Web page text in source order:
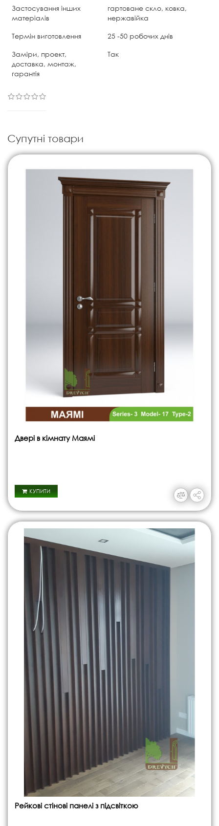
Застосування інших
матеріалів
гартоване скло, ковка,
нержавійка
Термін виготовлення
25 -50 робочих днів
Заміри, проект,
доставка, монтаж,
гарантія
Так
Супутні товари
Двері в кімнату Маямі
КУПИТИ
Рейкові стінові панелі з підсвіткою